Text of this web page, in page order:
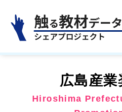
広島産業
Hiroshima